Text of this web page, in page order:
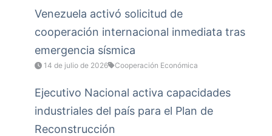
Venezuela activó solicitud de
cooperación internacional inmediata tras
emergencia sísmica
14 de julio de 2026 Cooperación Económica
Ejecutivo Nacional activa capacidades
industriales del país para el Plan de
Reconstrucción